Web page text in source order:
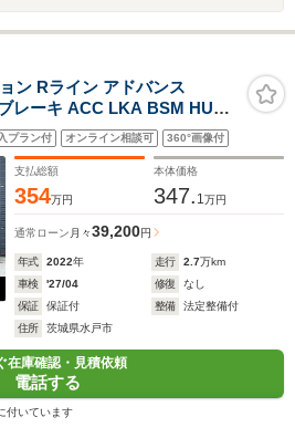
ン Rライン アドバンス
レーキ ACC LKA BSM HUD
BT 360°カメラ 黒革 M付
ター マッサージシート LED
ールド 純正20インチAW ドラ
プラン付 オンライン相談可 360°画像付
支払総額
354万円
本体価格
347. 1 万円
通常ローン 月々39,200円
年式 2022年 走行 2.7万km
車検
'27/04 修復
なし
保証
保証付 整備
法定整備付
住所
茨城県水戸市
在庫確認・見積依頼
電話する
付いています